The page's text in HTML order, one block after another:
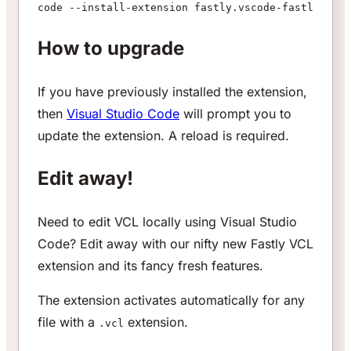
code --install-extension fastly.vscode-fastly-vcl
How to upgrade
If you have previously installed the extension,
then Visual Studio Code will prompt you to
update the extension. A reload is required.
Edit away!
Need to edit VCL locally using Visual Studio
Code? Edit away with our nifty new Fastly VCL
extension and its fancy fresh features.
The extension activates automatically for any
file with a .vcl extension.